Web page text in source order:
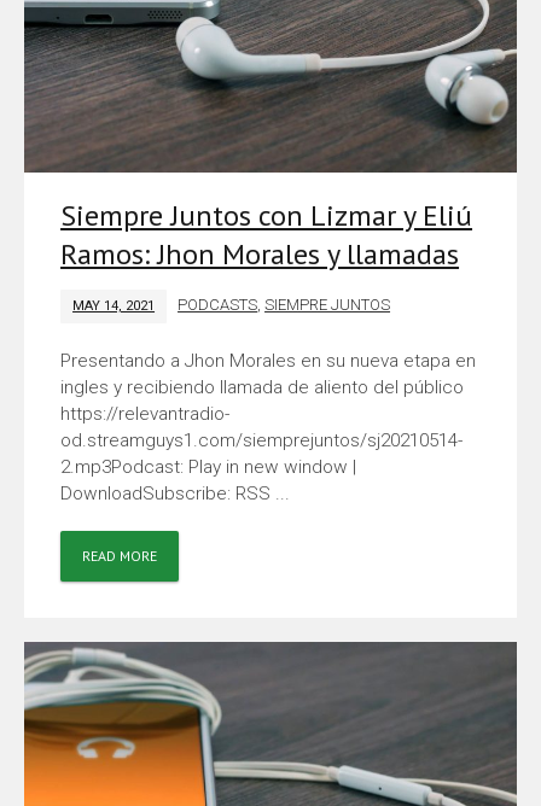
Siempre Juntos con Lizmar y Eliú
Ramos: Jhon Morales y llamadas
MAY 14, 2021 PODCASTS,SIEMPRE JUNTOS
Presentando a Jhon Morales en su nueva etapa en
ingles y recibiendo llamada de aliento del público
https://relevantradio-
od.streamguys1.com/siemprejuntos/sj20210514-
2.mp3Podcast: Play in new window |
DownloadSubscribe: RSS ...
READ MORE